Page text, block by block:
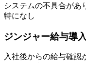
システムの不具合があ
特になし
ジンジャー給与導
入社後からの給与確認